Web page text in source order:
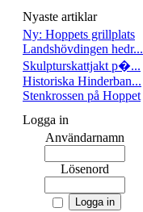
Nyaste artiklar
Ny: Hoppets grillplats
Landshövdingen hedr...
Skulpturskattjakt p�...
Historiska Hinderban...
Stenkrossen på Hoppet
Logga in
Användarnamn
Lösenord